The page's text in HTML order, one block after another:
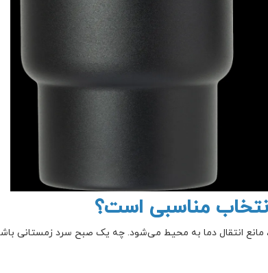
مناسبی است؟
مانع انتقال دما به محیط می‌شود. چه یک صبح سرد زمستانی